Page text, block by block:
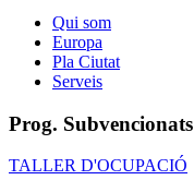
Qui som
Europa
Pla Ciutat
Serveis
Prog. Subvencionats
TALLER D'OCUPACIÓ